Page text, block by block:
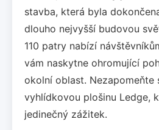
stavba, která byla
dlouho nejvyšší budovou
110 patry nabízí
vám naskytne ohromující
okolní oblast. Nezapomeňte
vyhlídkovou plošinu Ledge,
jedinečný zážitek.